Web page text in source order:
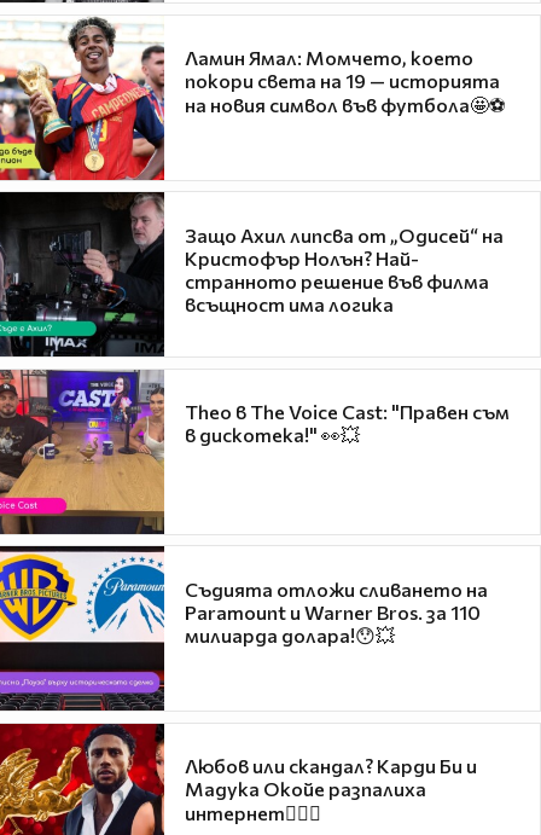
Ламин Ямал: Момчето, което
покори света на 19 — историята
на новия символ във футбола🤩⚽
Защо Ахил липсва от „Одисей“ на
Кристофър Нолън? Най-
странното решение във филма
всъщност има логика
Theo в The Voice Cast: "Правен съм
в дискотека!" 👀💥
Съдията отложи сливането на
Paramount и Warner Bros. за 110
милиарда долара!😯💥
Любов или скандал? Карди Би и
Мадука Окойе разпалиха
интернет❤️‍🔥🔥